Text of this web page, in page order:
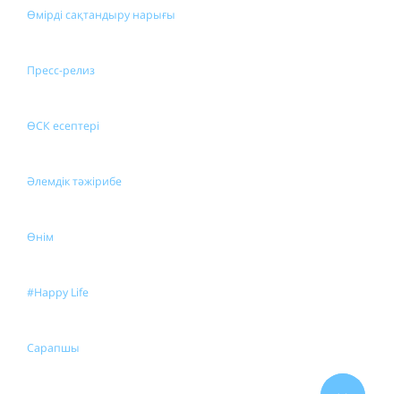
Өмірді сақтандыру нарығы
Пресс-релиз
ӨСК есептері
Әлемдік тәжірибе
Өнім
#Happy Life
Сарапшы